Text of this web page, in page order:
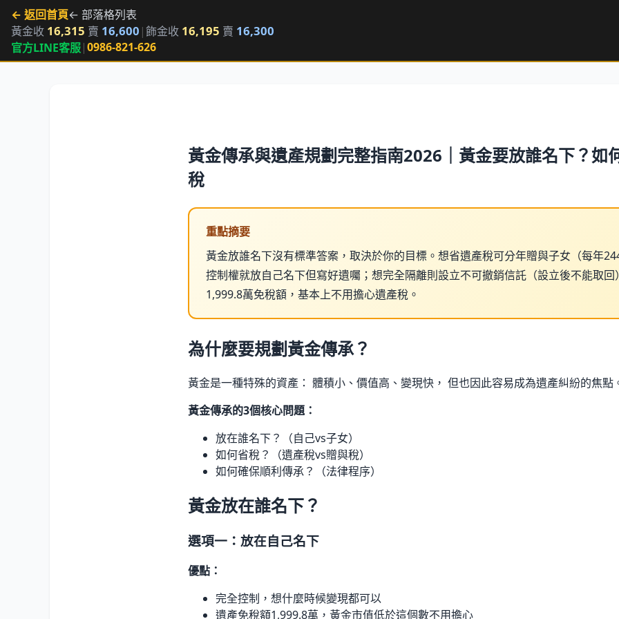
← 返回首頁← 部落格列表
黃金收 16,315 賣 16,600 |飾金收 16,195 賣 16,300
官方LINE客服|0986-821-626
黃金傳承與遺產規劃完整指南2026｜黃金要放誰名下？如
稅
重點摘要
黃金放誰名下沒有標準答案，取決於你的目標。想省遺產稅可分年贈與子女（每年
控制權就放自己名下但寫好遺囑；想完全隔離則設立不可撤銷信託（設立後不能取
1,999.8萬免稅額，基本上不用擔心遺產稅。
為什麼要規劃黃金傳承？
黃金是一種特殊的資產： 體積小、價值高、變現快， 但也因此容易成為遺產糾紛的焦點
黃金傳承的3個核心問題：
放在誰名下？（自己vs子女）
如何省稅？（遺產稅vs贈與稅）
如何確保順利傳承？（法律程序）
黃金放在誰名下？
選項一：放在自己名下
優點：
完全控制，想什麼時候變現都可以
遺產免稅額1,999.8萬，黃金市值低於這個數不用擔心